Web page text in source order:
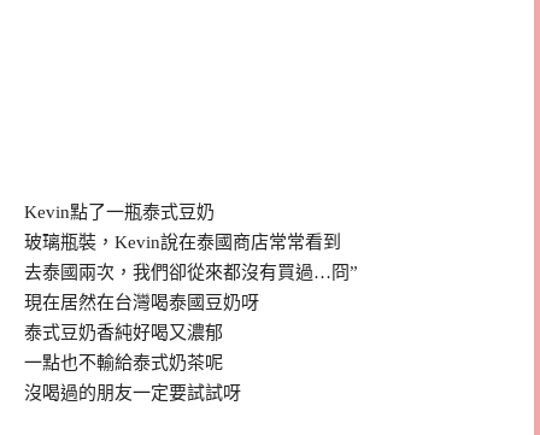
Kevin點了一瓶泰式豆奶
玻璃瓶裝，Kevin說在泰國商店常常看到
去泰國兩次，我們卻從來都沒有買過…冏”
現在居然在台灣喝泰國豆奶呀
泰式豆奶香純好喝又濃郁
一點也不輸給泰式奶茶呢
沒喝過的朋友一定要試試呀